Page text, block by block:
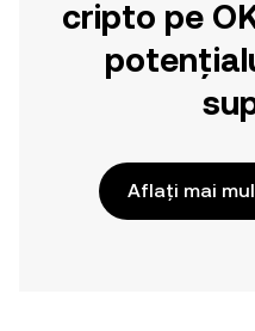
cripto pe
Aflați mai